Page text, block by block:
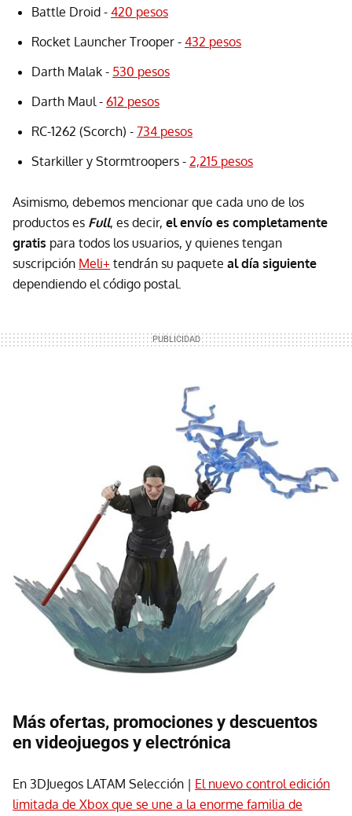
Battle Droid - 420 pesos
Rocket Launcher Trooper - 432 pesos
Darth Malak - 530 pesos
Darth Maul - 612 pesos
RC-1262 (Scorch) - 734 pesos
Starkiller y Stormtroopers - 2,215 pesos
Asimismo, debemos mencionar que cada uno de los
productos es Full, es decir, el envío es completamente
gratis para todos los usuarios, y quienes tengan
suscripción Meli+ tendrán su paquete al día siguiente
dependiendo el código postal.
Más ofertas, promociones y descuentos
en videojuegos y electrónica
En 3DJuegos LATAM Selección | El nuevo control edición
limitada de Xbox que se une a la enorme familia de